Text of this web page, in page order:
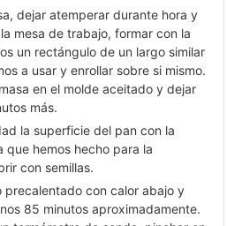
dejar atemperar durante hora y
mesa de trabajo, formar con la
un rectángulo de un largo similar
a usar y enrollar sobre si mismo.
en el molde aceitado y dejar
más.
la superficie del pan con la
que hemos hecho para la
con semillas.
precalentado con calor abajo y
85 minutos aproximadamente.